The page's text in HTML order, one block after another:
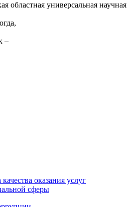
областная универсальная научная
–
оказания услуг
сферы